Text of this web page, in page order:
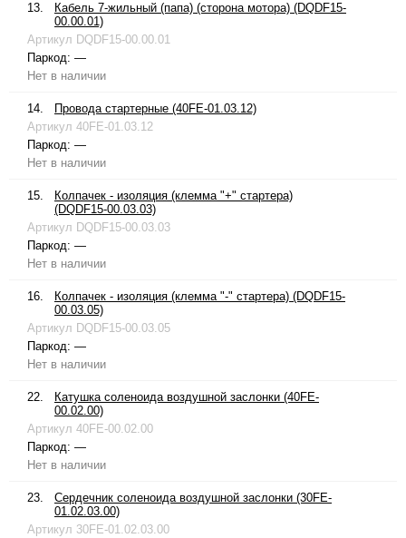
13.
Кабель 7-жильный (папа) (сторона мотора) (DQDF15-
00.00.01)
Артикул DQDF15-00.00.01
Паркод: —
Нет в наличии
14.
Провода стартерные (40FE-01.03.12)
Артикул 40FE-01.03.12
Паркод: —
Нет в наличии
15.
Колпачек - изоляция (клемма "+" стартера)
(DQDF15-00.03.03)
Артикул DQDF15-00.03.03
Паркод: —
Нет в наличии
16.
Колпачек - изоляция (клемма "-" стартера) (DQDF15-
00.03.05)
Артикул DQDF15-00.03.05
Паркод: —
Нет в наличии
22.
Катушка соленоида воздушной заслонки (40FE-
00.02.00)
Артикул 40FE-00.02.00
Паркод: —
Нет в наличии
23.
Сердечник соленоида воздушной заслонки (30FE-
01.02.03.00)
Артикул 30FE-01.02.03.00